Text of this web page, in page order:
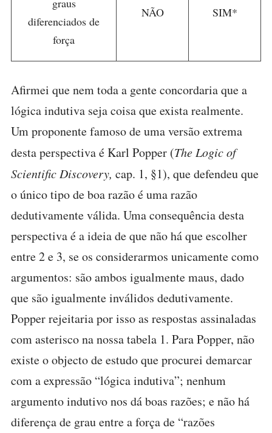
graus
diferenciados de
força
NÃO SIM*
Afirmei que nem toda a gente concordaria que a
lógica indutiva seja coisa que exista realmente.
Um proponente famoso de uma versão extrema
desta perspectiva é Karl Popper (The Logic of
Scientific Discovery, cap. 1, §1), que defendeu que
o único tipo de boa razão é uma razão
dedutivamente válida. Uma consequência desta
perspectiva é a ideia de que não há que escolher
entre 2 e 3, se os considerarmos unicamente como
argumentos: são ambos igualmente maus, dado
que são igualmente inválidos dedutivamente.
Popper rejeitaria por isso as respostas assinaladas
com asterisco na nossa tabela 1. Para Popper, não
existe o objecto de estudo que procurei demarcar
com a expressão “lógica indutiva”; nenhum
argumento indutivo nos dá boas razões; e não há
diferença de grau entre a força de “razões